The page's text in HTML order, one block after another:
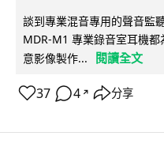
談到專業混音專用的聲音監
MDR-M1 專業錄音室耳機
意影像製作...
閱讀全文
37 4 ↗ 分享